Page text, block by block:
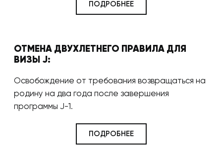
ПОДРОБНЕЕ
ОТМЕНА ДВУХЛЕТНЕГО ПРАВИЛА ДЛЯ
ВИЗЫ J:
Освобождение от требования возвращаться на
родину на два года после завершения
программы J-1.
ПОДРОБНЕЕ